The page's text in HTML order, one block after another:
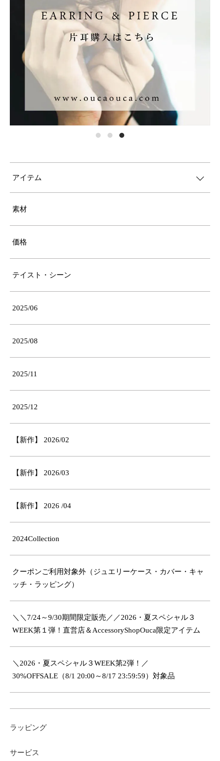
アイテム
素材
価格
テイスト・シーン
2025/06
2025/08
2025/11
2025/12
【新作】 2026/02
【新作】 2026/03
【新作】 2026 /04
2024Collection
クーポンご利用対象外（ジュエリーケース・カバー・キャ
ッチ・ラッピング）
＼＼7/24～9/30期間限定販売／／2026・夏スペシャル３
WEEK第１弾！直営店＆AccessoryShopOuca限定アイテム
＼2026・夏スペシャル３WEEK第2弾！／
30%OFFSALE（8/1 20:00～8/17 23:59:59）対象品
ラッピング
サービス